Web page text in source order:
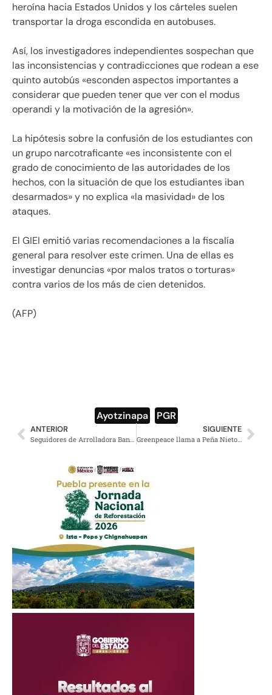
heroína hacia Estados Unidos y los cárteles suelen
transportar la droga escondida en autobuses.
Así, los investigadores independientes sospechan que
las inconsistencias y contradicciones que rodean a ese
quinto autobús «esconden aspectos importantes a
considerar que pueden tener que ver con el modus
operandi y la motivación de la agresión».
La hipótesis sobre la confusión de los estudiantes con
un grupo narcotraficante «es inconsistente con el
grado de conocimiento de las autoridades de los
hechos, con la situación de que los estudiantes iban
desarmados» y no explica «la masividad» de los
ataques.
El GIEI emitió varias recomendaciones a la fiscalía
general para resolver este crimen. Una de ellas es
investigar denuncias «por malos tratos o torturas»
contra varios de los más de cien detenidos.
(AFP)
Ayotzinapa PGR
ANTERIOR
Seguidores de Arrolladora Banda El Limón les exigen cancelar presentación en el grito
SIGUIENTE
Greenpeace llama a Peña Nieto ‘investigue, transparente y esclarezca caso Ayotzinapa’